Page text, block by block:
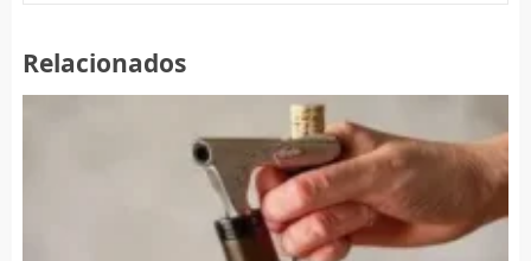
Relacionados